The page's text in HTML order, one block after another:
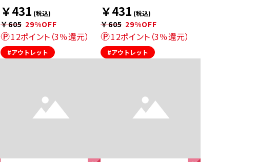
￥431 (税込)
￥605 29%OFF
12ポイント（3％還元）
#アウトレット
￥431 (税込)
￥605 29%OFF
12ポイント（3％還元）
#アウトレット